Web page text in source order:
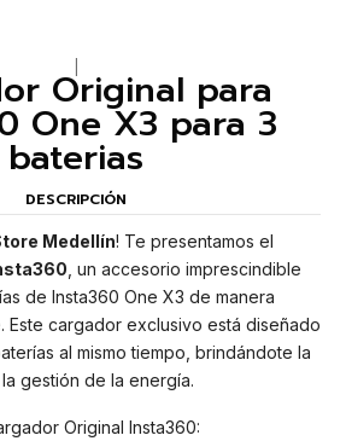
Original para
One X3 para 3
baterias
DESCRIPCIÓN
Medellín! Te presentamos el
, un accesorio imprescindible
de Insta360 One X3 de manera
Este cargador exclusivo está diseñado
al mismo tiempo, brindándote la
gestión de la energía.
Original Insta360: